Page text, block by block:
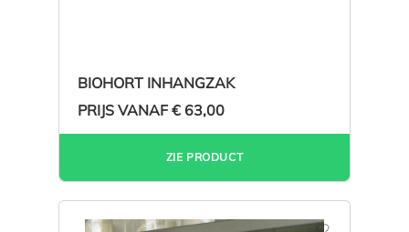
BIOHORT INHANGZAK
PRIJS VANAF € 63,00
ZIE PRODUCT